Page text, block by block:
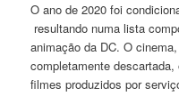
O ano de 2020 foi
resultando numa lista
animação da DC. O
completamente
filmes produzidos por